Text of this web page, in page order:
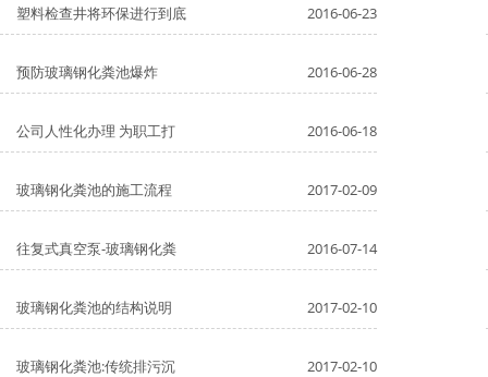
塑料检查井将环保进行到底 2016-06-23
预防玻璃钢化粪池爆炸 2016-06-28
公司人性化办理 为职工打 2016-06-18
玻璃钢化粪池的施工流程 2017-02-09
往复式真空泵-玻璃钢化粪 2016-07-14
玻璃钢化粪池的结构说明 2017-02-10
玻璃钢化粪池:传统排污沉 2017-02-10